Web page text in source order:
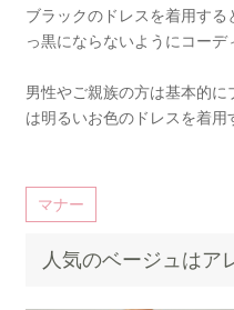
ブラックのドレスを着用す
っ黒にならないようにコーデ
男性やご親族の方は基本的
は明るいお色のドレスを着用
マナー
人気のベージュはア